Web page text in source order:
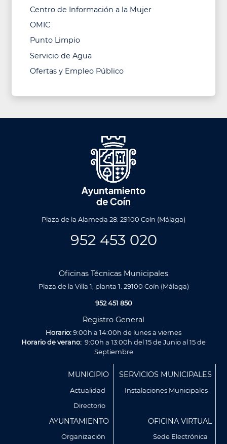
Centro de Información a la Mujer
OMIC
Punto Limpio
Servicio de Agua
Ofertas y Empleo Público
Plaza de la Alameda 28. 29100 Coín (Málaga)
952 453 020
Oficinas Técnicas Municipales
Plaza de la Villa 1, planta 1. 29100 Coín (Málaga)
952 451 850
Registro General
Horario:9:00h a 14:00h de lunes a viernes
Horario de verano: 9:00h a 13:00h del 15 de Junio al 15 de
Septiembre
MUNICIPIO
Actualidad
Directorio
SERVICIOS MUNICIPALES
Instalaciones Municipales
AYUNTAMIENTO
Organización
OFICINA VIRTUAL
Sede Electrónica